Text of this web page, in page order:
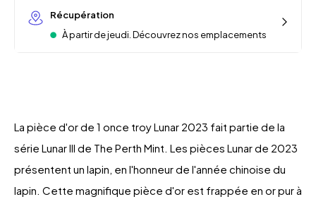
Récupération
À partir de jeudi. Découvrez nos emplacements
La pièce d'or de 1 once troy Lunar 2023 fait partie de la
série Lunar III de The Perth Mint. Les pièces Lunar de 2023
présentent un lapin, en l'honneur de l'année chinoise du
lapin. Cette magnifique pièce d'or est frappée en or pur à